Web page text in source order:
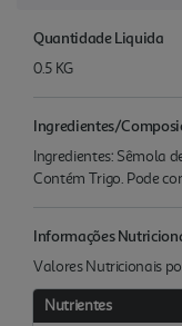
Quantidade Liquida
0.5 KG
Ingredientes/
Ingredientes: Sêmola
Contém Trigo. Pode
Informações
Valores Nutricionais
Nutrientes